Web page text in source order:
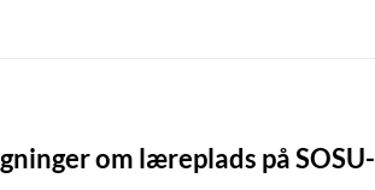
om læreplads på SOSU-